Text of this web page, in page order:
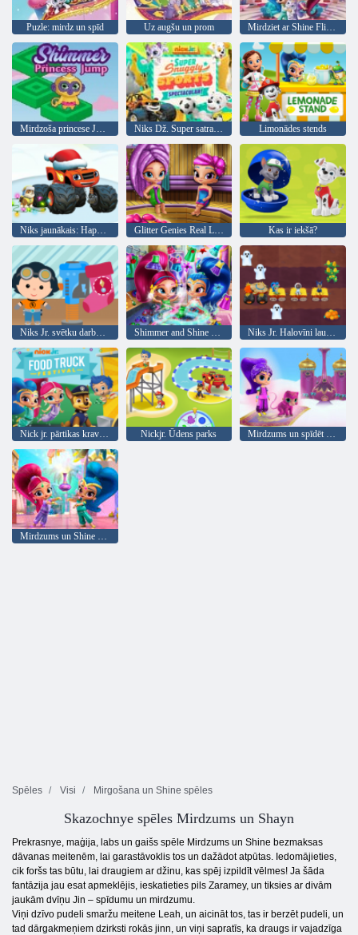
Puzle: mirdz un spīd Uz augšu un prom
Mirdzoša princese Jump Niks Dž. Super satraucoši sporta skats Limonādes stends
Niks jaunākais: Happy Holidays Resort Glitter Genies Real Life Sauna Kas ir iekšā?
Niks Jr. svētku darbnīca Shimmer and Shine drēbju skapju tīrīšana Niks Jr. Halovīni lauku festivāls
Nick jr. pārtikas kravas festivāls! Nickjr. Ūdens parks Mirdzums un spīdēt Genie-rific darbi
Mirdzums un Shine Slēptās Stars
Spēles Visi Mirgošana un Shine spēles
Skazochnye spēles Mirdzums un Shayn
Prekrasnye, maģija, labs un gaišs spēle Mirdzums un Shine bezmaksas
dāvanas meitenēm, lai garastāvoklis tos un dažādot atpūtas. Iedomājieties,
cik foršs tas būtu, lai draugiem ar džinu, kas spēj izpildīt vēlmes! Ja šāda
fantāzija jau esat apmeklējis, ieskatieties pils Zaramey, un tiksies ar divām
jaukām dvīņu Jin – spīdumu un mirdzumu.
Viņi dzīvo pudeli smaržu meitene Leah, un aicināt tos, tas ir berzēt pudeli, un
tad dārgakmeņiem dzirksti rokās jinn, un viņi sapratīs, ka draugs ir vajadzīga